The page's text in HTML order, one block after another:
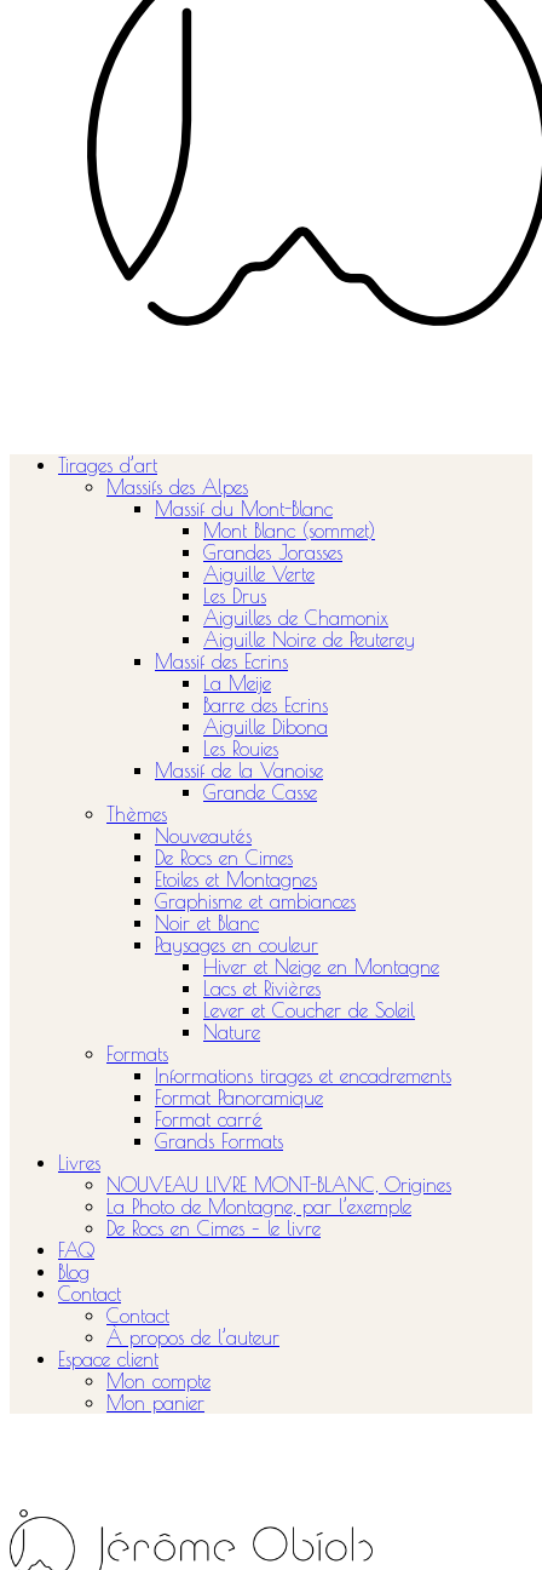
Tirages d’art
Massifs des Alpes
Massif du Mont-Blanc
Mont Blanc (sommet)
Grandes Jorasses
Aiguille Verte
Les Drus
Aiguilles de Chamonix
Aiguille Noire de Peuterey
Massif des Ecrins
La Meije
Barre des Ecrins
Aiguille Dibona
Les Rouies
Massif de la Vanoise
Grande Casse
Thèmes
Nouveautés
De Rocs en Cimes
Etoiles et Montagnes
Graphisme et ambiances
Noir et Blanc
Paysages en couleur
Hiver et Neige en Montagne
Lacs et Rivières
Lever et Coucher de Soleil
Nature
Formats
Informations tirages et encadrements
Format Panoramique
Format carré
Grands Formats
Livres
NOUVEAU LIVRE MONT-BLANC, Origines
La Photo de Montagne, par l’exemple
De Rocs en Cimes – le livre
FAQ
Blog
Contact
Contact
À propos de l’auteur
Espace client
Mon compte
Mon panier